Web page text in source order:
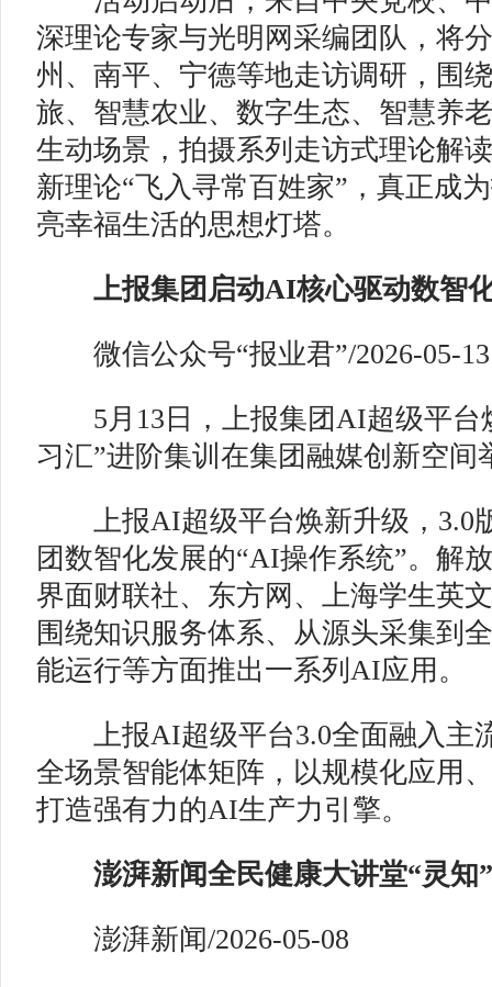
深理论专家与光明网采编团队，将
州、南平、宁德等地走访调研，围
旅、智慧农业、数字生态、智慧养
生动场景，拍摄系列走访式理论解
新理论“飞入寻常百姓家”，真正成
亮幸福生活的思想灯塔。
上报集团启动AI核心驱动数智
微信公众号“报业君”/2026-05-13
5月13日，上报集团AI超级平台
习汇”进阶集训在集团融媒创新空间
上报AI超级平台焕新升级，3.0
团数智化发展的“AI操作系统”。解
界面财联社、东方网、上海学生英
围绕知识服务体系、从源头采集到
能运行等方面推出一系列AI应用。
上报AI超级平台3.0全面融入主
全场景智能体矩阵，以规模化应用
打造强有力的AI生产力引擎。
澎湃新闻全民健康大讲堂“灵知”
澎湃新闻/2026-05-08